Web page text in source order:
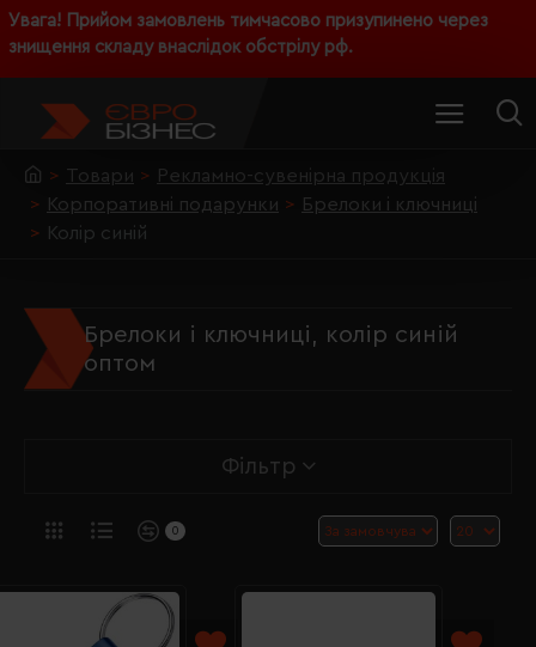
Увага! Прийом замовлень тимчасово призупинено через
знищення складу внаслідок обстрілу рф.
Товари
Рекламно-сувенірна продукція
Корпоративні подарунки
Брелоки і ключниці
Колір синій
Брелоки і ключниці, колір синій
оптом
Фільтр
0